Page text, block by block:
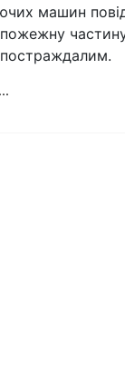
машин